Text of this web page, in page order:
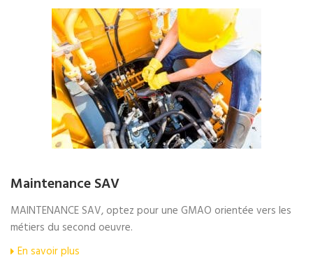
Maintenance SAV
MAINTENANCE SAV, optez pour une GMAO orientée vers les
métiers du second oeuvre.
En savoir plus